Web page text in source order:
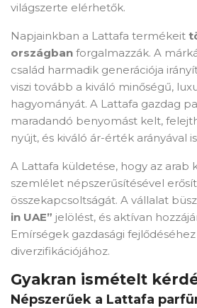
világszerte elérhetők.
Napjainkban a Lattafa termékeit
országban forgalmazzák. A
család harmadik generációja
viszi tovább a kiváló minőségű,
hagyományát. A Lattafa gazdag
maradandó benyomást kelt,
nyújt, és kiváló ár-érték arányával
A Lattafa küldetése, hogy az arab
szemlélet népszerűsítésével
összekapcsoltságát. A vállalat
in UAE” jelölést, és aktívan
Emírségek gazdasági
diverzifikációjához.
Gyakran ismételt
Népszerűek a Lattafa